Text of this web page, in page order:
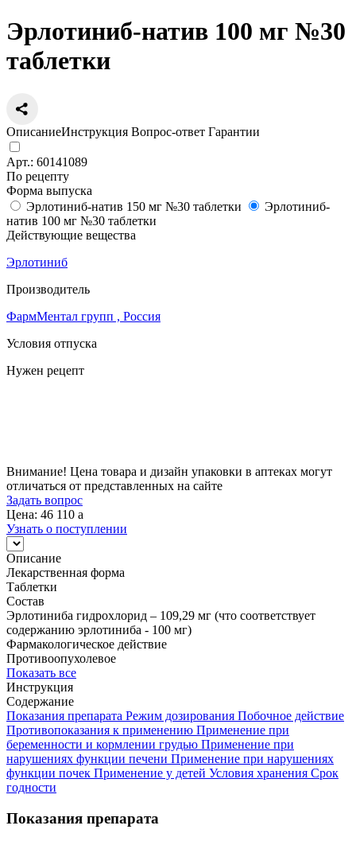
Эрлотиниб-натив 100 мг №30
таблетки
ОписаниеИнструкция Вопрос-ответ Гарантии
Арт.: 60141089
По рецепту
Форма выпуска
Эрлотиниб-натив 150 мг №30 таблетки
Эрлотиниб-
натив 100 мг №30 таблетки
Действующие вещества
Эрлотиниб
Производитель
ФармМентал групп , Россия
Условия отпуска
Нужен рецепт
Внимание! Цена товара и дизайн упаковки в аптеках могут
отличаться от представленных на сайте
Задать вопрос
Цена: 46 110 a
Узнать о поступлении
Описание
Лекарственная форма
Таблетки
Состав
Эрлотиниба гидрохлорид – 109,29 мг (что соответствует
содержанию эрлотиниба - 100 мг)
Фармакологическое действие
Противоопухолевое
Показать все
Инструкция
Содержание
Показания препарата Режим дозирования Побочное действие
Противопоказания к применению Применение при
беременности и кормлении грудью Применение при
нарушениях функции печени Применение при нарушениях
функции почек Применение у детей Условия хранения Срок
годности
Показания препарата